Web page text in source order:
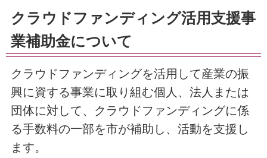
クラウドファンディング活用支援事
業補助金について
クラウドファンディングを活用して産業の振
興に資する事業に取り組む個人、法人または
団体に対して、クラウドファンディングに係
る手数料の一部を市が補助し、活動を支援し
ます。